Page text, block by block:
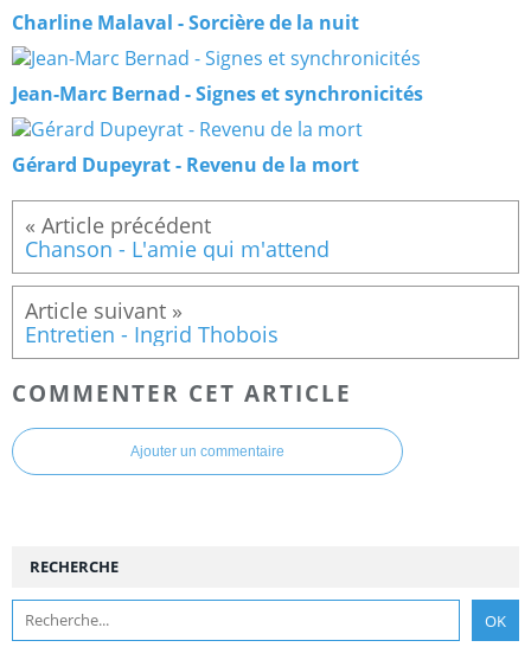
Charline Malaval - Sorcière de la nuit
Jean-Marc Bernad - Signes et synchronicités
Gérard Dupeyrat - Revenu de la mort
Chanson - L'amie qui m'attend
Entretien - Ingrid Thobois
COMMENTER CET ARTICLE
Ajouter un commentaire
RECHERCHE